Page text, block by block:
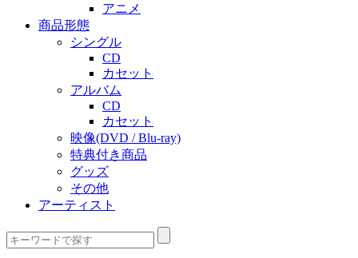
アニメ
商品形態
シングル
CD
カセット
アルバム
CD
カセット
映像(DVD / Blu-ray)
特典付き商品
グッズ
その他
アーティスト